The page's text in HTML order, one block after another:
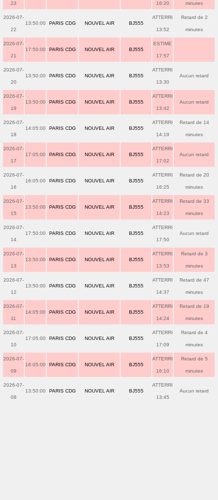
23 16:20 minutes
2026-07-
22
13:50:00 PARIS CDG NOUVEL AIR BJ555
ATTERRI
13:52
Retard de 2
minutes
2026-07-
21
17:50:00 PARIS CDG NOUVEL AIR BJ555
ESTIME
17:57
2026-07-
20
13:50:00 PARIS CDG NOUVEL AIR BJ555
ATTERRI
13:30
Aucun retard
2026-07-
19
13:50:00 PARIS CDG NOUVEL AIR BJ555
ATTERRI
13:42
Aucun retard
2026-07-
18
14:05:00 PARIS CDG NOUVEL AIR BJ555
ATTERRI
14:19
Retard de 14
minutes
2026-07-
17
17:05:00 PARIS CDG NOUVEL AIR BJ555
ATTERRI
17:02
Aucun retard
2026-07-
16
16:05:00 PARIS CDG NOUVEL AIR BJ555
ATTERRI
16:25
Retard de 20
minutes
2026-07-
15
13:50:00 PARIS CDG NOUVEL AIR BJ555
ATTERRI
14:23
Retard de 33
minutes
2026-07-
14
17:50:00 PARIS CDG NOUVEL AIR BJ555
ATTERRI
17:50
Aucun retard
2026-07-
13
13:50:00 PARIS CDG NOUVEL AIR BJ555
ATTERRI
13:53
Retard de 3
minutes
2026-07-
12
13:50:00 PARIS CDG NOUVEL AIR BJ555
ATTERRI
14:37
Retard de 47
minutes
2026-07-
11
14:05:00 PARIS CDG NOUVEL AIR BJ555
ATTERRI
14:24
Retard de 19
minutes
2026-07-
10
17:05:00 PARIS CDG NOUVEL AIR BJ555
ATTERRI
17:09
Retard de 4
minutes
2026-07-
09
16:05:00 PARIS CDG NOUVEL AIR BJ555
ATTERRI
16:10
Retard de 5
minutes
2026-07-
08
13:50:00 PARIS CDG NOUVEL AIR BJ555
ATTERRI
13:45
Aucun retard